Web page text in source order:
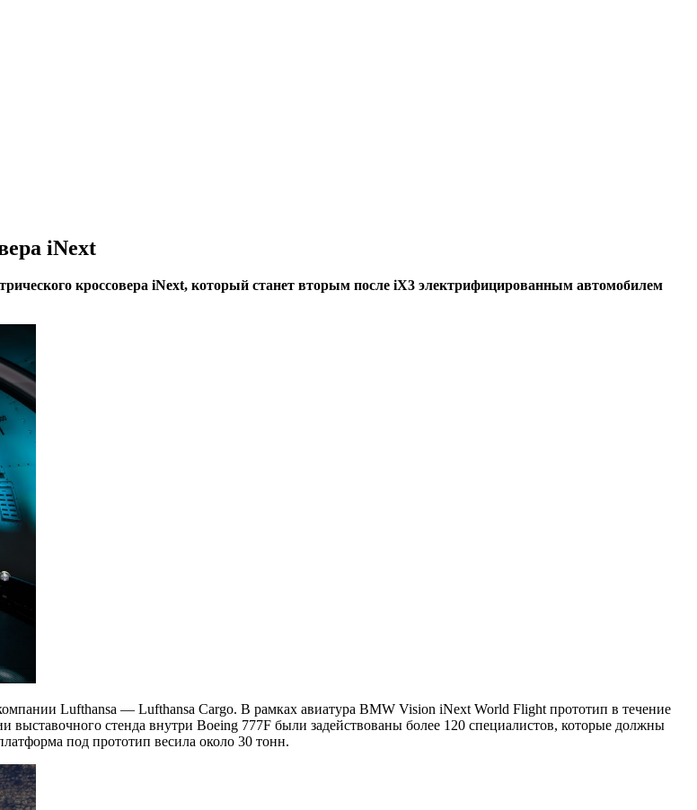
iNext
кроссовера iNext, который станет вторым после iX3 электрифицированным автомобилем
Lufthansa — Lufthansa Cargo. В рамках авиатура BMW Vision iNext World Flight прототип в течение
стенда внутри Boeing 777F были задействованы более 120 специалистов, которые должны
под прототип весила около 30 тонн.